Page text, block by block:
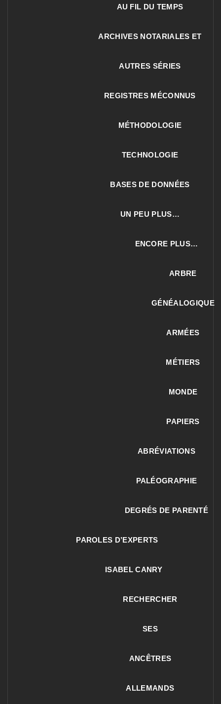
AU FIL DU TEMPS
ARCHIVES NOTARIALES ET
AUTRES SÉRIES
REGISTRES MÉCONNUS
MÉTHODOLOGIE
TECHNOLOGIE
BASES DE DONNÉES
UN PEU PLUS…
ENCORE PLUS…
ARBRE
GÉNÉALOGIQUE
ARMÉES
MÉTIERS
MONDE
PAPIERS
ABRÉVIATIONS
PALÉOGRAPHIE
DEGRÉS DE PARENTÉ
PAROLES D’EXPERTS
ISABEL CANRY
RECHERCHER
SES
ANCÊTRES
ALLEMANDS